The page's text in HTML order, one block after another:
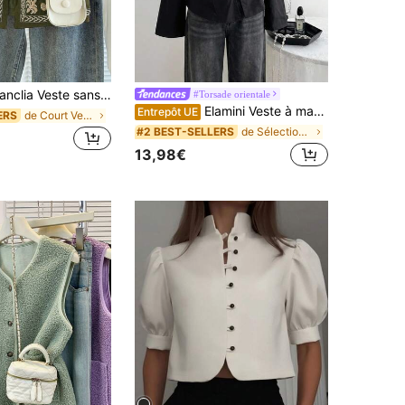
Veste sans manches à fleurs brodées pour femmes
de Court Vestes légères pour femmes
#Torsade orientale
Entrepôt UE Elamini Veste à manches longues en lin noir, col Mao ouvert, boutons, ourlet asymétrique. Style chinois vintage élégant pour le bureau ou un usage quotidien polyvalent. Conception académique pour l'automne/hiver
#2 BEST-SELLERS de Sélections de tendances K-J Vêtements d'extérie
13,98€